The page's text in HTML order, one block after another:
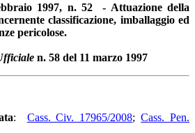
1997, n. 52 - Attuazione della
classificazione, imballaggio ed
pericolose.
n. 58 del 11 marzo 1997
: Cass. Civ. 17965/2008; Cass. Pen.